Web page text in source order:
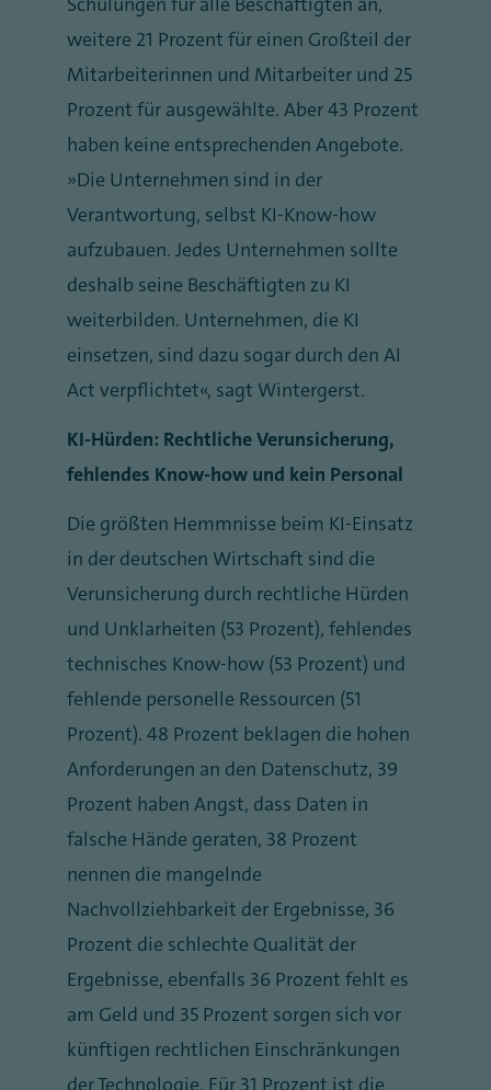
weitere 21 Prozent für einen Großteil der
Mitarbeiterinnen und Mitarbeiter und 25
Prozent für ausgewählte. Aber 43 Prozent
haben keine entsprechenden Angebote.
„Die Unternehmen sind in der
Verantwortung, selbst KI-Know-how
aufzubauen. Jedes Unternehmen sollte
deshalb seine Beschäftigten zu KI
weiterbilden. Unternehmen, die KI
einsetzen, sind dazu sogar durch den AI
Act verpflichtet“, sagt Wintergerst.
KI-Hürden: Rechtliche Verunsicherung,
fehlendes Know-how und kein Personal
Die größten Hemmnisse beim KI-Einsatz
in der deutschen Wirtschaft sind die
Verunsicherung durch rechtliche Hürden
und Unklarheiten (53 Prozent), fehlendes
technisches Know-how (53 Prozent) und
fehlende personelle Ressourcen (51
Prozent). 48 Prozent beklagen die hohen
Anforderungen an den Datenschutz, 39
Prozent haben Angst, dass Daten in
falsche Hände geraten, 38 Prozent
nennen die mangelnde
Nachvollziehbarkeit der Ergebnisse, 36
Prozent die schlechte Qualität der
Ergebnisse, ebenfalls 36 Prozent fehlt es
am Geld und 35 Prozent sorgen sich vor
künftigen rechtlichen Einschränkungen
der Technologie. Für 31 Prozent ist die